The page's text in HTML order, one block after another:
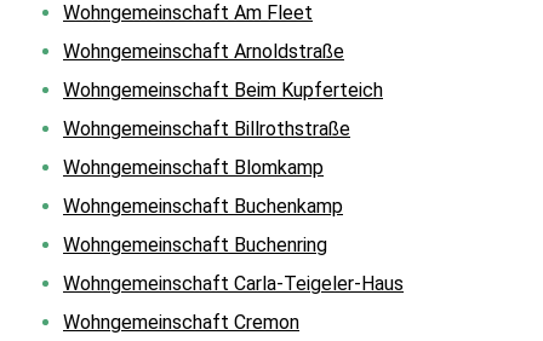
Wohngemeinschaft Am Fleet
Wohngemeinschaft Arnoldstraße
Wohngemeinschaft Beim Kupferteich
Wohngemeinschaft Billrothstraße
Wohngemeinschaft Blomkamp
Wohngemeinschaft Buchenkamp
Wohngemeinschaft Buchenring
Wohngemeinschaft Carla-Teigeler-Haus
Wohngemeinschaft Cremon